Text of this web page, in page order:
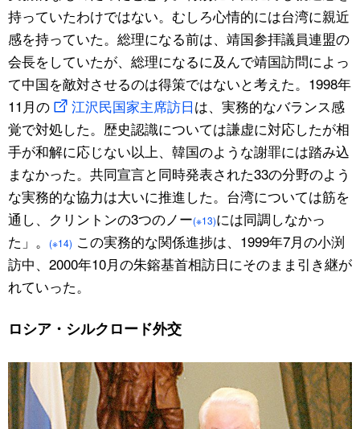
持っていたわけではない。むしろ心情的には台湾に親近
感を持っていた。総理になる前は、靖国参拝議員連盟の
会長をしていたが、総理になるに及んで靖国訪問によっ
て中国を敵対させるのは得策ではないと考えた。1998年
11月の
江沢民国家主席訪日は、実務的なバランス感
覚で対処した。歴史認識については謙虚に対応したが相
手が和解に応じない以上、韓国のような謝罪には踏み込
まなかった。共同宣言と同時発表された33の分野のよう
な実務的な協力は大いに推進した。台湾については筋を
通し、クリントンの3つのノー(※13)には同調しなかっ
た」。
(※14) この実務的な関係進捗は、1999年7月の小渕
訪中、2000年10月の朱鎔基首相訪日にそのまま引き継が
れていった。
ロシア・シルクロード外交